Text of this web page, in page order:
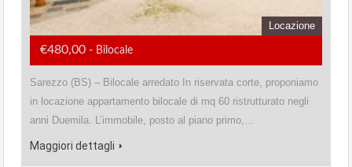
Locazione
€480,00 - Bilocale
Sarezzo (BS) – Bilocale arredato In riservata corte, proponiamo
in locazione appartamento bilocale di mq 60 ristrutturato negli
anni Duemila. L’immobile, posto al piano primo,…
Maggiori dettagli